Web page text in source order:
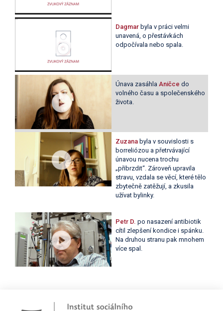
Dagmar byla v práci velmi
unavená, o přestávkách
odpočívala nebo spala.
Únava zasáhla Aničce do
volného času a společenského
života.
Zuzana byla v souvislosti s
borreliózou a přetrvávající
únavou nucena trochu
„přibrzdit“. Zároveň upravila
stravu, vzdala se věcí, které tělo
zbytečně zatěžují, a zkusila
užívat bylinky.
Petr D. po nasazení antibiotik
cítil zlepšení kondice i spánku.
Na druhou stranu pak mnohem
více spal.